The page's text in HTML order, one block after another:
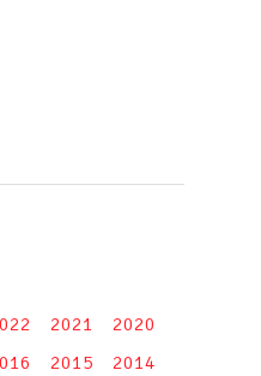
2021
2020
2015
2014